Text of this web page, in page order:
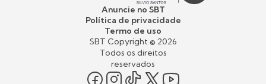
Anuncie no SBT
Política de privacidade
Termo de uso
SBT Copyright © 2026
Todos os direitos
reservados